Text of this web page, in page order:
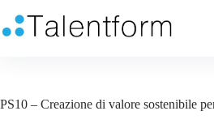
PS10 – Creazione di valore sostenibile